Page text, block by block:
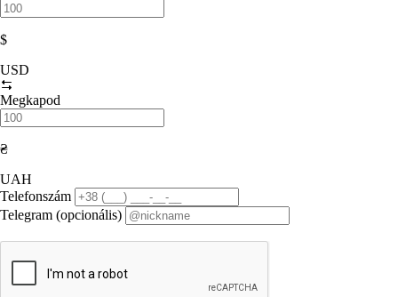
$
USD
Megkapod
₴
UAH
Telefonszám
Telegram (opcionális)